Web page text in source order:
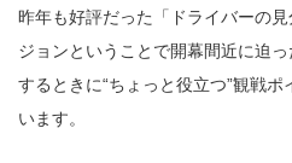
昨年も好評だった「ドライバーの
ジョンということで開幕間近に迫
するときに“ちょっと役立つ”観戦
います。